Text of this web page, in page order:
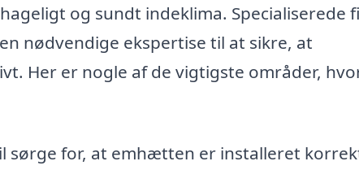
og sundt indeklima. Specialiserede
nødvendige ekspertise til at sikre, at
Her er nogle af de vigtigste områder,
sørge for, at emhætten er installeret